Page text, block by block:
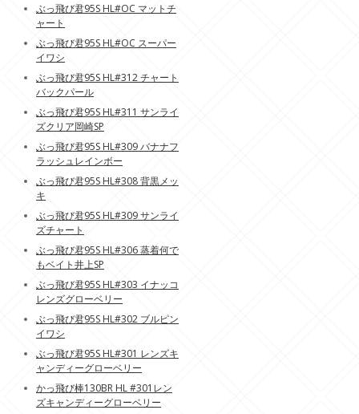
ぶっ飛び君95S HL#OC マットチ
ャート
ぶっ飛び君95S HL#OC スーパー
イワシ
ぶっ飛び君95S HL#312 チャート
バックパール
ぶっ飛び君95S HL#311 サンライ
ズクリア岡崎SP
ぶっ飛び君95S HL#309 バナナフ
ラッシュレインボー
ぶっ飛び君95S HL#308 背黒メッ
キ
ぶっ飛び君95S HL#309 サンライ
ズチャート
ぶっ飛び君95S HL#306 蒸着何で
もベイト井上SP
ぶっ飛び君95S HL#303 イナッコ
レンズグローベリー
ぶっ飛び君95S HL#302 ブルピン
イワシ
ぶっ飛び君95S HL#301 レンズキ
ャンディーグローベリー
かっ飛び棒130BR HL #301レン
ズキャンディーグローベリー